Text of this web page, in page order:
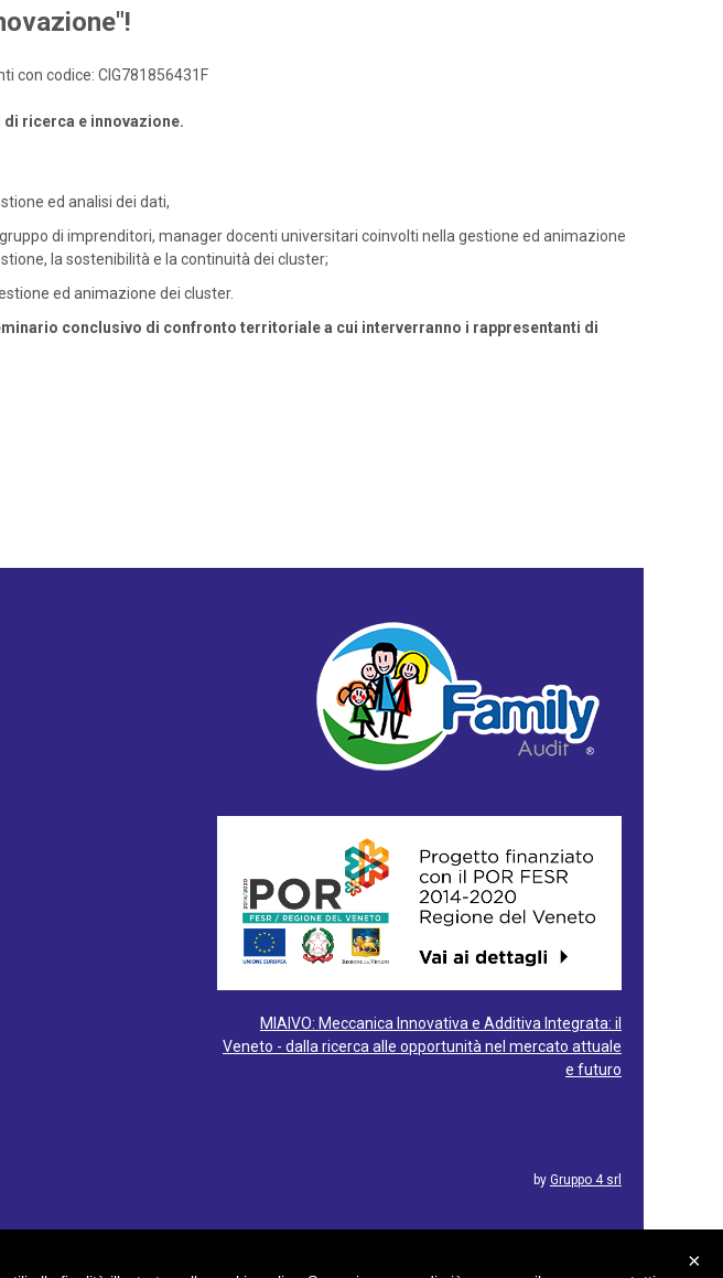
con codice: CIG781856431F
ricerca e innovazione.
ed analisi dei dati,
di imprenditori, manager docenti universitari coinvolti nella gestione ed animazione
la sostenibilità e la continuità dei cluster;
ed animazione dei cluster.
conclusivo di confronto territoriale a cui interverranno i rappresentanti di
MIAIVO: Meccanica Innovativa e Additiva Integrata: il
Veneto - dalla ricerca alle opportunità nel mercato attuale
e futuro
by Gruppo 4 srl
×